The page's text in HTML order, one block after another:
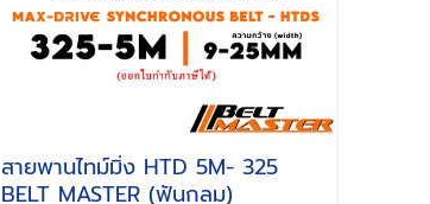
สายพานไทม์มิ่ง HTD 5M- 325
BELT MASTER (ฟันกลม)